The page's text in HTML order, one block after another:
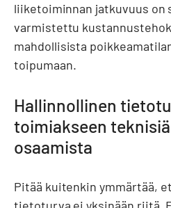
liiketoiminnan jatkuvuus on
varmistettu
mahdollisista
toipumaan.
Hallinnollinen
toimiakseen
osaamista
Pitää kuitenkin ymmärtää,